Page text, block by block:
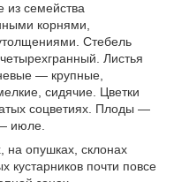
из семейства
корнями,
Стебель
Листья
— крупные,
сидячие. Цветки
соцветиях. Плоды —
июле.
на опушках, склонах
кустарников почти повсе